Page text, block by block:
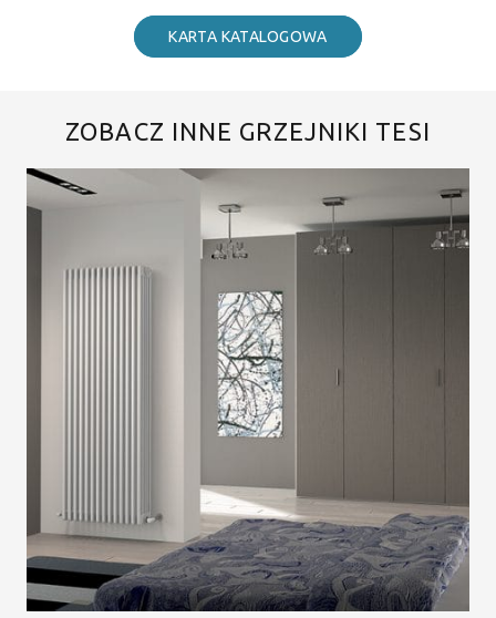
KARTA KATALOGOWA
ZOBACZ INNE GRZEJNIKI TESI